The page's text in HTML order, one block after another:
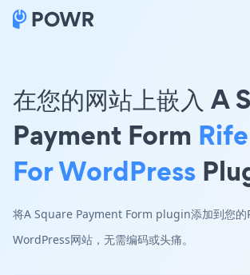
在您的网站上嵌入 A
Payment Form
For WordPress
将A Square Payment Form plugin添加到您
WordPress网站，无需编码或头痛。